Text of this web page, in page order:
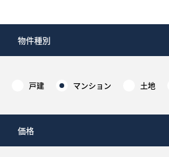
物件種別
戸建 マンション 土地
価格